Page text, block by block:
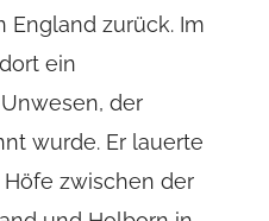
England zurück. Im
ein
der
wurde. Er lauerte
zwischen der